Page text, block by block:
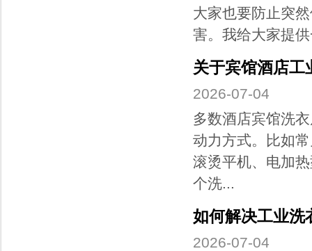
大家也要防止突
害。我给大家提
关于宾馆酒店工
2026-07-04
多数酒店宾馆洗
动力方式。比如
滚烫平机、电加
个洗...
如何解决工业洗
2026-07-04